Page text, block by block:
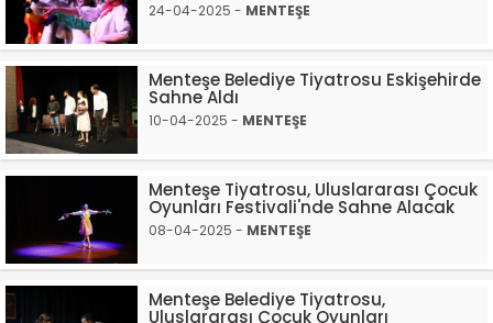
24-04-2025 - MENTEŞE
Menteşe Belediye Tiyatrosu Eskişehirde
Sahne Aldı
10-04-2025 - MENTEŞE
Menteşe Tiyatrosu, Uluslararası Çocuk
Oyunları Festivali'nde Sahne Alacak
08-04-2025 - MENTEŞE
Menteşe Belediye Tiyatrosu,
Uluslararası Çocuk Oyunları